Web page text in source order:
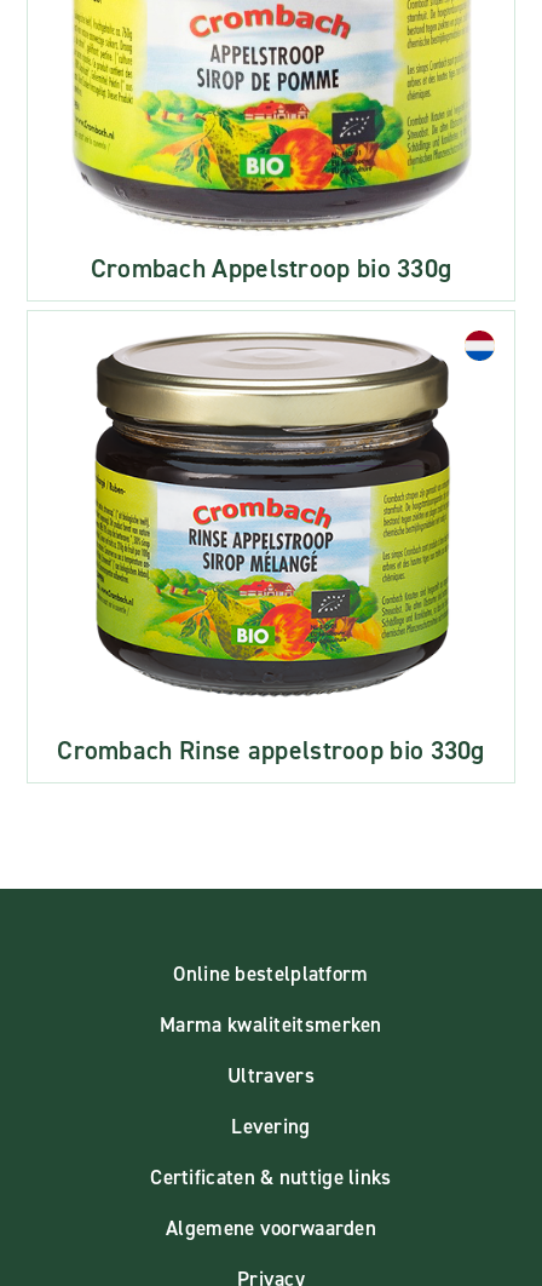
Crombach Appelstroop bio 330g
Crombach Rinse appelstroop bio 330g
Online bestelplatform
Marma kwaliteitsmerken
Ultravers
Levering
Certificaten & nuttige links
Algemene voorwaarden
Privacy